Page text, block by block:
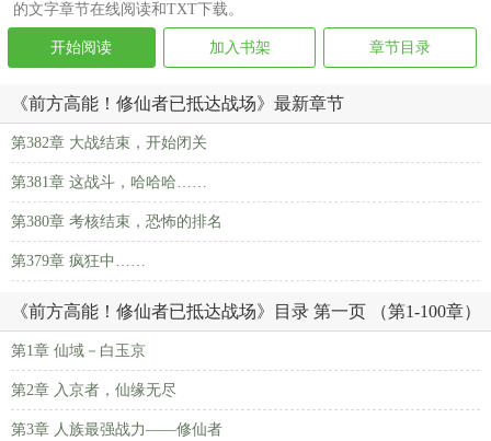
的文字章节在线阅读和TXT下载。
开始阅读 加入书架 章节目录
《前方高能！修仙者已抵达战场》最新章节
第382章 大战结束，开始闭关
第381章 这战斗，哈哈哈……
第380章 考核结束，恐怖的排名
第379章 疯狂中……
《前方高能！修仙者已抵达战场》目录 第一页 （第1-100章）
第1章 仙域－白玉京
第2章 入京者，仙缘无尽
第3章 人族最强战力——修仙者